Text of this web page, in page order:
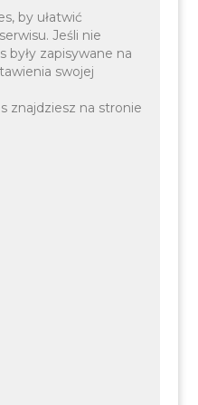
OŚWIATA
by ułatwić
Jeśli nie
były zapisywane na
swojej
znajdziesz na stronie